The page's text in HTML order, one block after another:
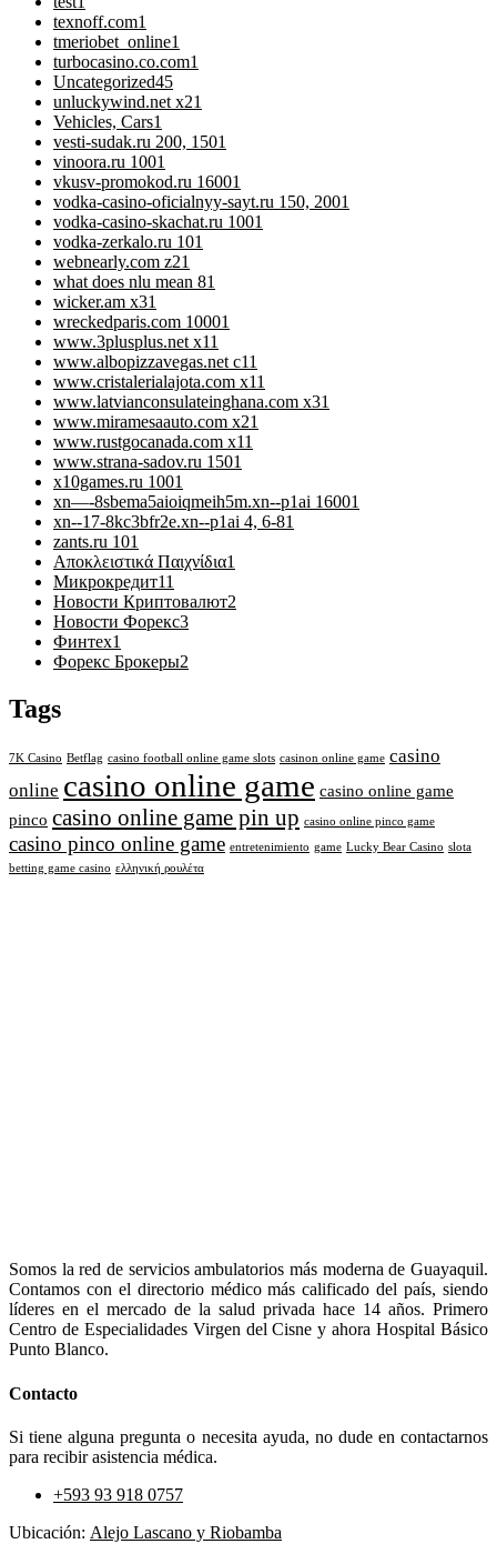
texnoff.com1
tmeriobet_online1
turbocasino.co.com1
Uncategorized45
unluckywind.net x21
Vehicles, Cars1
vesti-sudak.ru 200, 1501
vinoora.ru 1001
vkusv-promokod.ru 16001
vodka-casino-oficialnyy-sayt.ru 150, 2001
vodka-casino-skachat.ru 1001
vodka-zerkalo.ru 101
webnearly.com z21
what does nlu mean 81
wicker.am x31
wreckedparis.com 10001
www.3plusplus.net x11
www.albopizzavegas.net c11
www.cristalerialajota.com x11
www.latvianconsulateinghana.com x31
www.miramesaauto.com x21
www.rustgocanada.com x11
www.strana-sadov.ru 1501
x10games.ru 1001
xn—-8sbema5aioiqmeih5m.xn--p1ai 16001
xn--17-8kc3bfr2e.xn--p1ai 4, 6-81
zants.ru 101
Αποκλειστικά Παιχνίδια1
Микрокредит11
Новости Криптовалют2
Новости Форекс3
Финтех1
Форекс Брокеры2
Tags
7K Casino Betflag casino football online game slots casinon online game casino
online casino online game casino online game
pinco casino online game pin up casino online pinco game
casino pinco online game entretenimiento game Lucky Bear Casino slota
betting game casino ελληνική ρουλέτα
Somos la red de servicios ambulatorios más moderna de Guayaquil.
Contamos con el directorio médico más calificado del país, siendo
líderes en el mercado de la salud privada hace 14 años. Primero
Centro de Especialidades Virgen del Cisne y ahora Hospital Básico
Punto Blanco.
Contacto
Si tiene alguna pregunta o necesita ayuda, no dude en contactarnos
para recibir asistencia médica.
+593 93 918 0757
Ubicación: Alejo Lascano y Riobamba